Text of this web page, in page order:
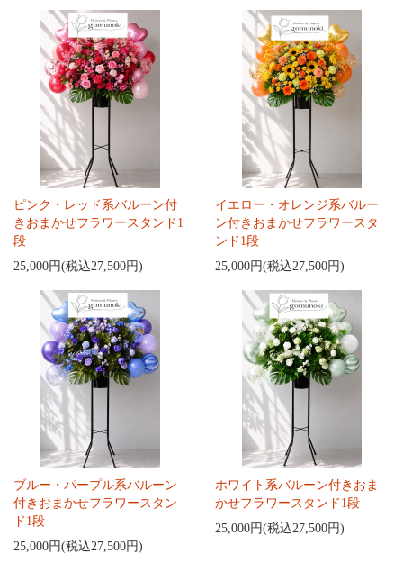
ピンク・レッド系バルーン付
きおまかせフラワースタンド1
段
25,000円(税込27,500円)
イエロー・オレンジ系バルー
ン付きおまかせフラワースタ
ンド1段
25,000円(税込27,500円)
ブルー・パープル系バルーン
付きおまかせフラワースタン
ド1段
25,000円(税込27,500円)
ホワイト系バルーン付きおま
かせフラワースタンド1段
25,000円(税込27,500円)